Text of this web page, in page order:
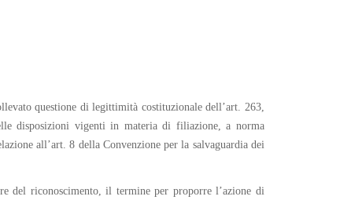
questione di legittimità costituzionale dell’art. 263,
disposizioni vigenti in materia di filiazione, a norma
all’art. 8 della Convenzione per la salvaguardia dei
del riconoscimento, il termine per proporre l’azione di